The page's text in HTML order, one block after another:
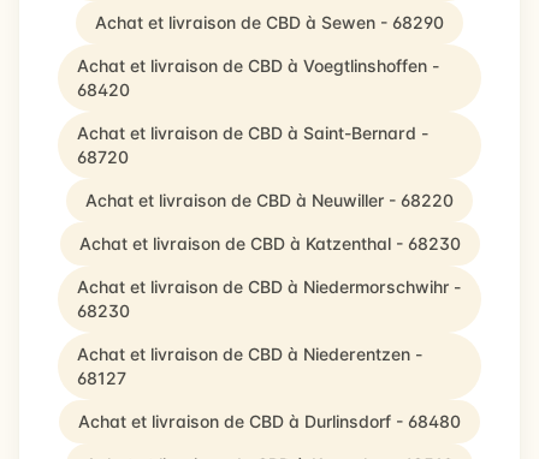
Achat et livraison de CBD à Sewen - 68290
Achat et livraison de CBD à Voegtlinshoffen -
68420
Achat et livraison de CBD à Saint-Bernard -
68720
Achat et livraison de CBD à Neuwiller - 68220
Achat et livraison de CBD à Katzenthal - 68230
Achat et livraison de CBD à Niedermorschwihr -
68230
Achat et livraison de CBD à Niederentzen -
68127
Achat et livraison de CBD à Durlinsdorf - 68480